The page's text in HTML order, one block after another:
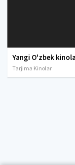
Tarjima Kinolar